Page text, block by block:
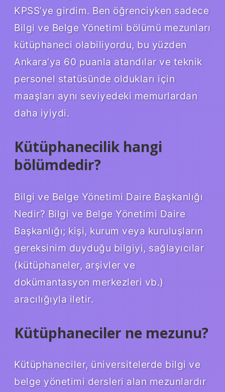
KPSS’ye girdim. Ben öğrenciyken sadece
Bilgi ve Belge Yönetimi bölümü mezunları
kütüphaneci olabiliyordu, bu yüzden
Ankara’ya 60 puanla atandılar ve teknik
personel statüsünde oldukları için
maaşları aynı seviyedeki memurlardan
daha iyiydi.
Kütüphanecilik hangi
bölümdedir?
Bilgi ve Belge Yönetimi Daire Başkanlığı
Nedir? Bilgi ve Belge Yönetimi Daire
Başkanlığı; kişi, kurum veya kuruluşların
gereksinim duyduğu bilgiyi, sağlayıcılar
(kütüphaneler, arşivler ve
dokümantasyon merkezleri vb.)
aracılığıyla iletir.
Kütüphaneciler ne mezunu?
Kütüphaneciler, üniversitelerde bilgi ve
belge yönetimi dersleri alan mezunlardır